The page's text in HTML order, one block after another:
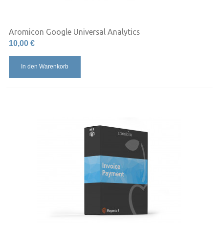
Aromicon Google Universal Analytics
10,00 €
In den Warenkorb